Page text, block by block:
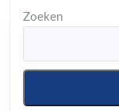
Zoeken